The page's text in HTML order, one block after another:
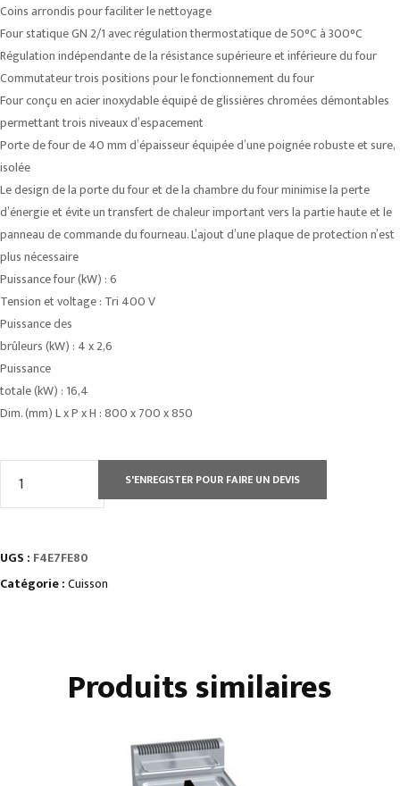
Coins arrondis pour faciliter le nettoyage
Four statique GN 2/1 avec régulation thermostatique de 50°C à 300°C
Régulation indépendante de la résistance supérieure et inférieure du four
Commutateur trois positions pour le fonctionnement du four
Four conçu en acier inoxydable équipé de glissières chromées démontables
permettant trois niveaux d’espacement
Porte de four de 40 mm d’épaisseur équipée d’une poignée robuste et sure,
isolée
Le design de la porte du four et de la chambre du four minimise la perte
d’énergie et évite un transfert de chaleur important vers la partie haute et le
panneau de commande du fourneau. L’ajout d’une plaque de protection n’est
plus nécessaire
Puissance four (kW) : 6
Tension et voltage : Tri 400 V
Puissance des
brûleurs (kW) : 4 x 2,6
Puissance
totale (kW) : 16,4
Dim. (mm) L x P x H : 800 x 700 x 850
SUR
FOUR
S'ENREGISTER POUR FAIRE UN DEVIS
UGS : F4E7FE80
Catégorie :Cuisson
Produits similaires